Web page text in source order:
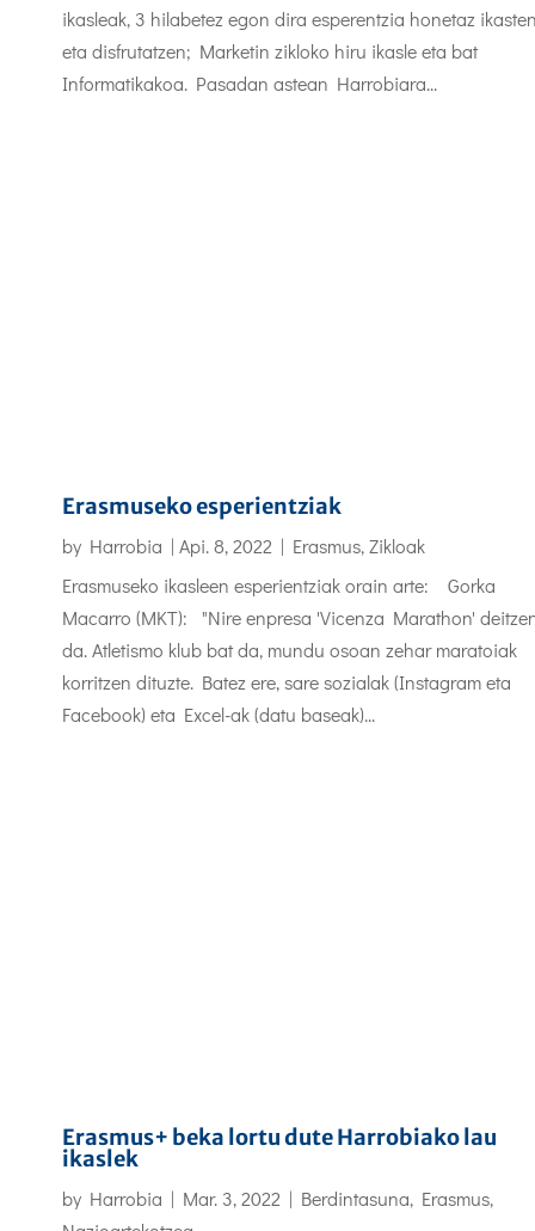
ikasleak, 3 hilabetez egon dira esperentzia honetaz
eta disfrutatzen; Marketin zikloko hiru ikasle eta bat
Informatikakoa. Pasadan astean Harrobiara...
Erasmuseko esperientziak
by Harrobia | Api. 8, 2022 | Erasmus,Zikloak
Erasmuseko ikasleen esperientziak orain arte: Gorka
Macarro (MKT): "Nire enpresa 'Vicenza Marathon'
da. Atletismo klub bat da, mundu osoan zehar maratoiak
korritzen dituzte. Batez ere, sare sozialak (Instagram eta
Facebook) eta Excel-ak (datu baseak)...
Erasmus+ beka lortu dute Harrobiako lau
ikaslek
by Harrobia | Mar. 3, 2022 | Berdintasuna, Erasmus,